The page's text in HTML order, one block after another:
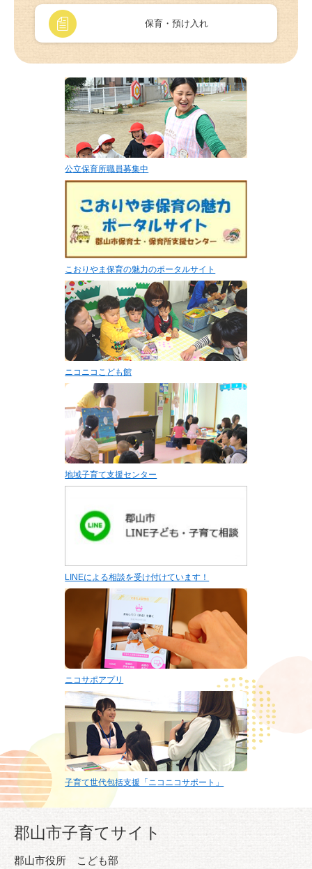
保育・預け入れ
公立保育所職員募集中
こおりやま保育の魅力のポータルサイト
ニコニコこども館
地域子育て支援センター
LINEによる相談を受け付けています！
ニコサポアプリ
子育て世代包括支援「ニコニコサポート」
郡山市子育てサイト
郡山市役所 こども部